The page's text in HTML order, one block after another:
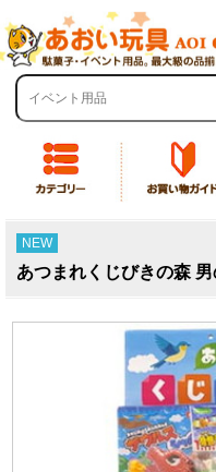
NEW
あつまれくじびきの森